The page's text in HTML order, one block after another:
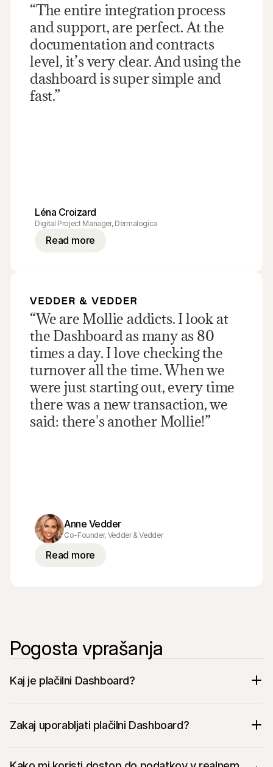
“The entire integration process
and support, are perfect. At the
documentation and contracts
level, it’s very clear. And using the
dashboard is super simple and
fast.”
Léna Croizard
Digital Project Manager, Dermalogica
Read more
“We are Mollie addicts. I look at
the Dashboard as many as 80
times a day. I love checking the
turnover all the time. When we
were just starting out, every time
there was a new transaction, we
said: there's another Mollie!”
Anne Vedder
Co-Founder, Vedder & Vedder
Read more
Pogosta vprašanja
Kaj je plačilni Dashboard?
Zakaj uporabljati plačilni Dashboard?